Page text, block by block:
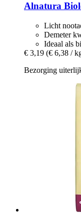
Alnatura
Licht
Demeter
Ideaal als
€ 3,19 (€ 6,38 /
Bezorging